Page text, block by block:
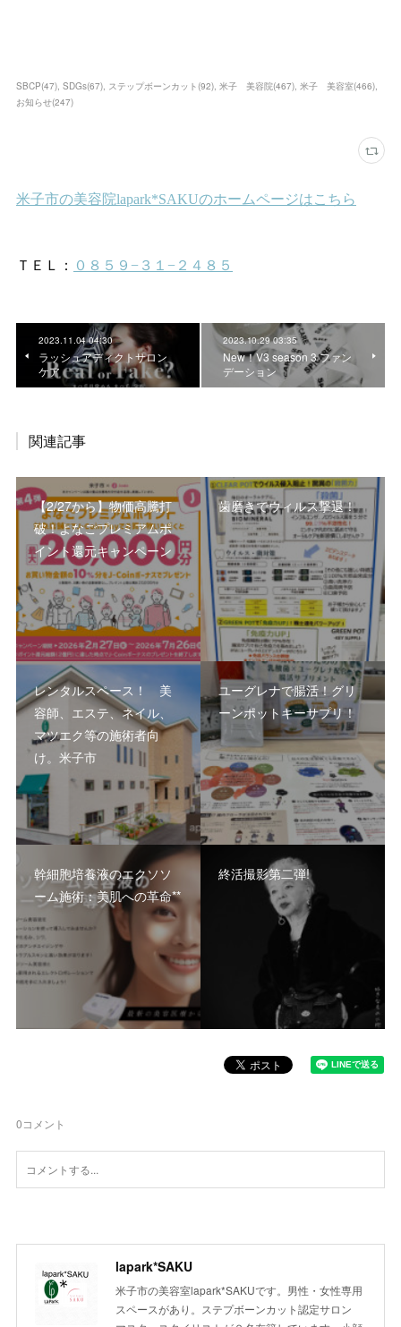
SBCP(47) SDGs(67) ステップボーンカット(92) 米子 美容院(467) 米子 美容室(466)
お知らせ(247)
2023.11.04 04:30
ラッシュアディクトサロン
ケア
2023.10.29 03:35
New！V3 season 3 ファン
デーション
関連記事
【2/27から】物価高騰打
破！よなごプレミアムポ
イント還元キャンペーン
歯磨きでウィルス撃退！
レンタルスペース！ 美
容師、エステ、ネイル、
マツエク等の施術者向
け。米子市
ユーグレナで腸活！グリ
ーンポットキーサプリ！
幹細胞培養液のエクソソ
ーム施術：美肌への革命**
終活撮影第二弾!
0コメント
lapark*SAKU
米子市の美容室lapark*SAKUです。男性・女性専用
スペースがあり。ステプボーンカット認定サロン